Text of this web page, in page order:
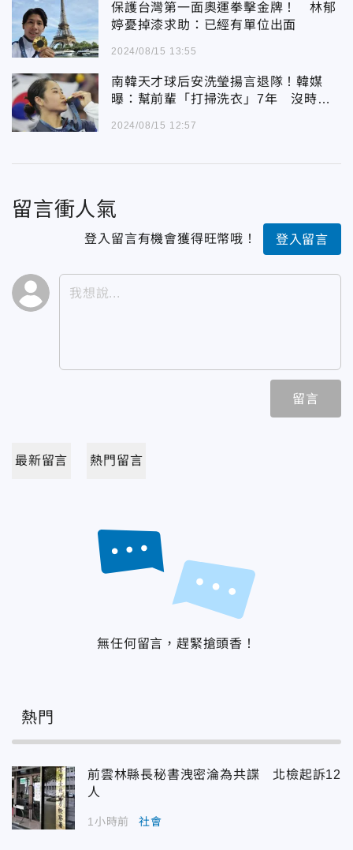
保護台灣第一面奧運拳擊金牌！ 林郁
婷憂掉漆求助：已經有單位出面
2024/08/15 13:55
南韓天才球后安洗瑩揚言退隊！韓媒
曝：幫前輩「打掃洗衣」7年 沒時間
2024/08/15 12:57
留言衝人氣
登入留言有機會獲得旺幣哦！ 登入留言
留言
最新留言 熱門留言
無任何留言，趕緊搶頭香！
熱門
前雲林縣長秘書洩密淪為共諜 北檢起訴12
人
1小時前 社會